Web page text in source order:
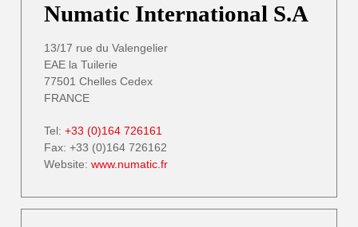
Numatic International S.A
13/17 rue du Valengelier
EAE la Tuilerie
77501 Chelles Cedex
FRANCE
Tel: +33 (0)164 726161
Fax: +33 (0)164 726162
Website: www.numatic.fr